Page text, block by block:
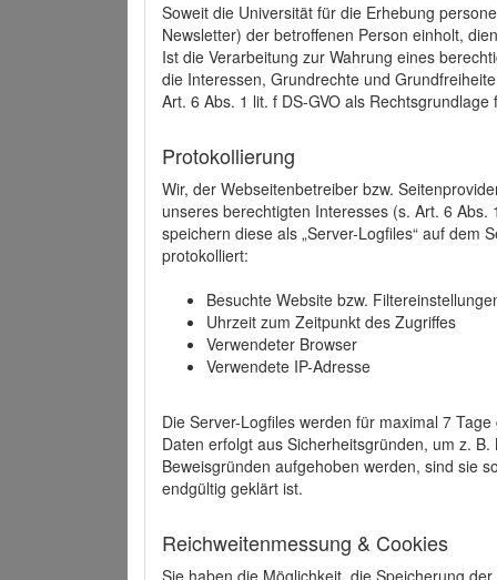
Soweit die Universität für die Erhebung
Newsletter) der betroffenen Person einholt,
Ist die Verarbeitung zur Wahrung eines
die Interessen, Grundrechte und
Art. 6 Abs. 1 lit. f DS-GVO als
Protokollierung
Wir, der Webseitenbetreiber bzw.
unseres berechtigten Interesses (s. Art. 6
speichern diese als „Server-Logfiles“ auf dem
protokolliert:
Besuchte Website bzw.
Uhrzeit zum Zeitpunkt des Zugriffes
Verwendeter Browser
Verwendete IP-Adresse
Die Server-Logfiles werden für maximal 7
Daten erfolgt aus Sicherheitsgründen, um z.
Beweisgründen aufgehoben werden, sind sie
endgültig geklärt ist.
Reichweitenmessung & Cookies
Sie haben die Möglichkeit, die Speicherung